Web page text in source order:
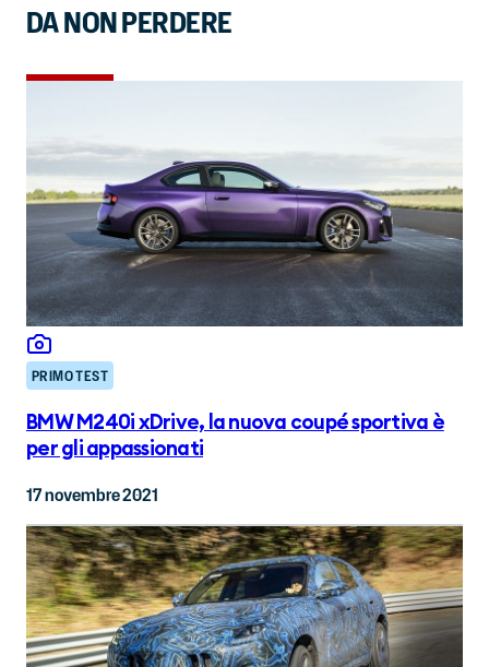
DA NON PERDERE
PRIMO TEST
BMW M240i xDrive, la nuova coupé sportiva è
per gli appassionati
17 novembre 2021